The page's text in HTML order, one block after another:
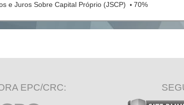
e Juros Sobre Capital Próprio (JSCP) • 70%
EPC/CRC: